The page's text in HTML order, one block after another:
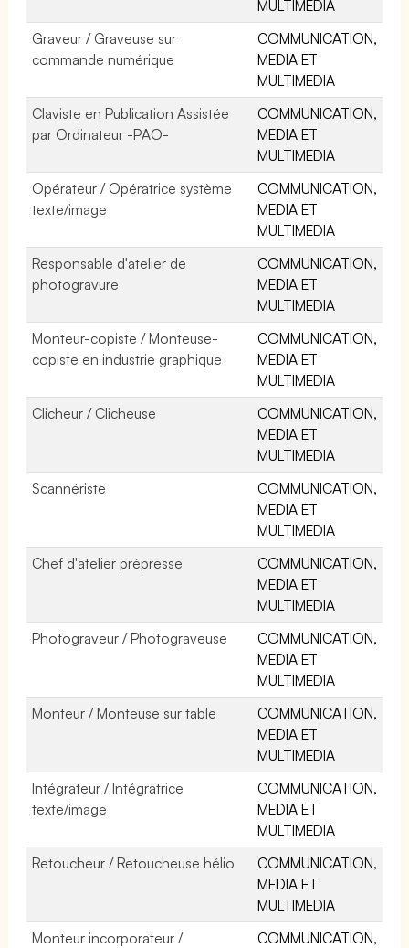
MULTIMEDIA
Graveur / Graveuse sur
commande numérique
COMMUNICATION,
MEDIA ET
MULTIMEDIA
Claviste en Publication Assistée
par Ordinateur -PAO-
COMMUNICATION,
MEDIA ET
MULTIMEDIA
Opérateur / Opératrice système
texte/image
COMMUNICATION,
MEDIA ET
MULTIMEDIA
Responsable d'atelier de
photogravure
COMMUNICATION,
MEDIA ET
MULTIMEDIA
Monteur-copiste / Monteuse-
copiste en industrie graphique
COMMUNICATION,
MEDIA ET
MULTIMEDIA
Clicheur / Clicheuse
COMMUNICATION,
MEDIA ET
MULTIMEDIA
Scannériste
COMMUNICATION,
MEDIA ET
MULTIMEDIA
Chef d'atelier prépresse
COMMUNICATION,
MEDIA ET
MULTIMEDIA
Photograveur / Photograveuse
COMMUNICATION,
MEDIA ET
MULTIMEDIA
Monteur / Monteuse sur table
COMMUNICATION,
MEDIA ET
MULTIMEDIA
Intégrateur / Intégratrice
texte/image
COMMUNICATION,
MEDIA ET
MULTIMEDIA
Retoucheur / Retoucheuse hélio
COMMUNICATION,
MEDIA ET
MULTIMEDIA
Monteur incorporateur /
COMMUNICATION,